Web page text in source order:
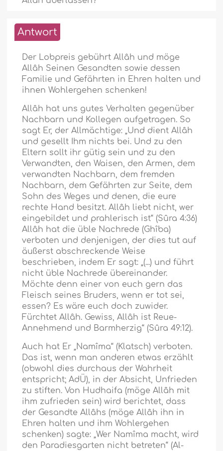
Antwort
Der Lobpreis gebührt Allâh und möge
Allâh Seinen Gesandten sowie dessen
Familie und Gefährten in Ehren halten und
ihnen Wohlergehen schenken!
Allâh hat uns gutes Verhalten gegenüber
Nachbarn und Kollegen aufgetragen. So
sagt Er, der Allmächtige: „Und dient Allâh
und gesellt Ihm nichts bei. Und zu den
Eltern sollt ihr gütig sein und zu den
Verwandten, den Waisen, den Armen, dem
verwandten Nachbarn, dem fremden
Nachbarn, dem Gefährten zur Seite, dem
Sohn des Weges und denen, die eure
rechte Hand besitzt. Allâh liebt nicht, wer
eingebildet und prahlerisch ist“ (Sûra 4:36)
Allâh hat die üble Nachrede (Ghîba)
verboten und denjenigen, der dies tut auf
äußerst abschreckende Weise
beschrieben, indem Er sagt: „(...) und führt
nicht üble Nachrede übereinander.
Möchte denn einer von euch gern das
Fleisch seines Bruders, wenn er tot sei,
essen? Es wäre euch doch zuwider.
Fürchtet Allâh. Gewiss, Allâh ist Reue-
Annehmend und Barmherzig“ (Sûra 49:12).
Auch hat Er „Namîma“ (Klatsch) verboten.
Das ist, wenn man anderen etwas erzählt
(obwohl dies durchaus der Wahrheit
entspricht; AdÜ), in der Absicht, Unfrieden
zu stiften. Von Hudhaifa (möge Allâh mit
ihm zufrieden sein) wird berichtet, dass
der Gesandte Allâhs (möge Allâh ihn in
Ehren halten und ihm Wohlergehen
schenken) sagte: „Wer Namîma macht, wird
den Paradiesgarten nicht betreten“ (Al-